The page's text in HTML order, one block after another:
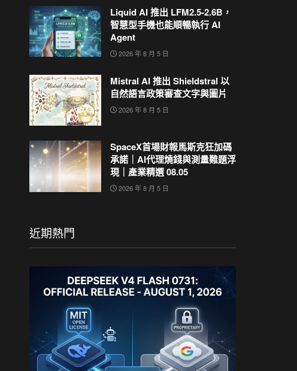
Liquid AI 推出 LFM2.5-2.6B，
智慧型手機也能順暢執行 AI
Agent
2026 年 8 月 5 日
Mistral AI 推出 Shieldstral 以
自然語言政策審查文字與圖片
2026 年 8 月 5 日
SpaceX首場財報馬斯克狂加碼
承諾｜AI代理燒錢與測量難題浮
現｜產業精選 08.05
2026 年 8 月 5 日
近期熱門